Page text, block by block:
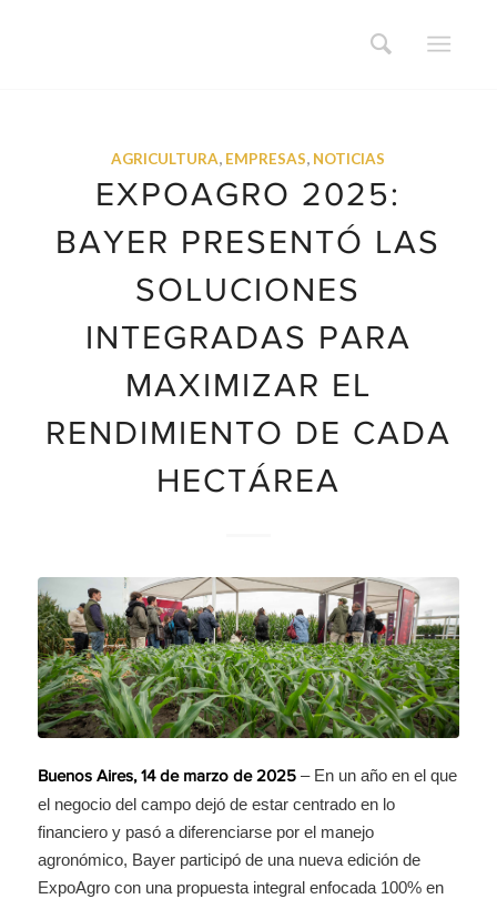
AGRICULTURA, EMPRESAS, NOTICIAS
EXPOAGRO 2025:
BAYER PRESENTÓ LAS
SOLUCIONES
INTEGRADAS PARA
MAXIMIZAR EL
RENDIMIENTO DE CADA
HECTÁREA
Buenos Aires, 14 de marzo de 2025– En un año en el que
el negocio del campo dejó de estar centrado en lo
financiero y pasó a diferenciarse por el manejo
agronómico, Bayer participó de una nueva edición de
ExpoAgro con una propuesta integral enfocada 100% en